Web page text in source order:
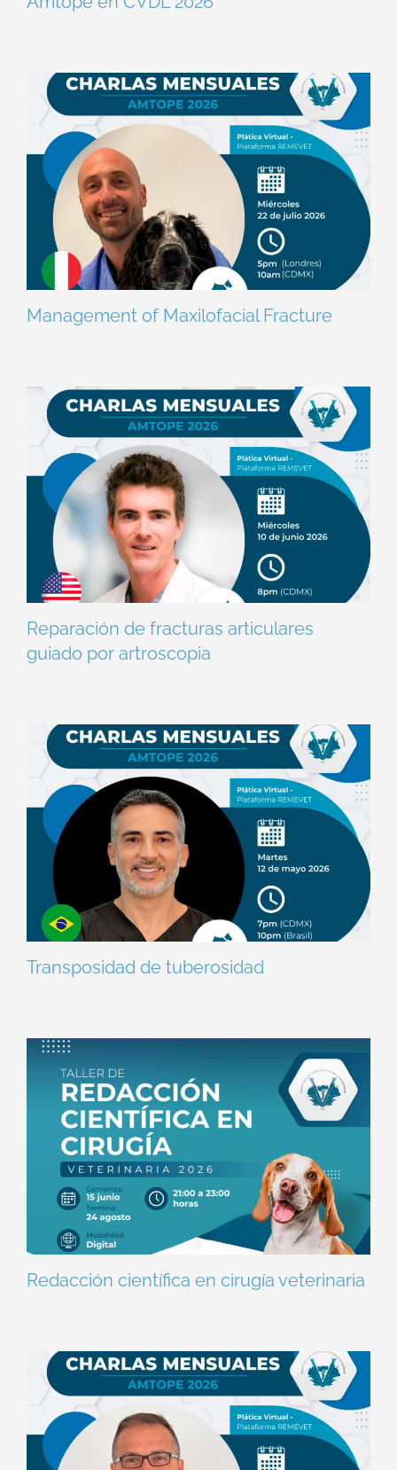
Management of Maxilofacial Fracture
Reparación de fracturas articulares
guiado por artroscopia
Transposidad de tuberosidad
Redacción científica en cirugía veterinaria